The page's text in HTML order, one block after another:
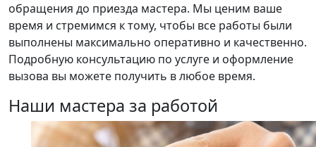
обращения до приезда мастера. Мы ценим ваше
время и стремимся к тому, чтобы все работы были
выполнены максимально оперативно и качественно.
Подробную консультацию по услуге и оформление
вызова вы можете получить в любое время.
Наши мастера за работой